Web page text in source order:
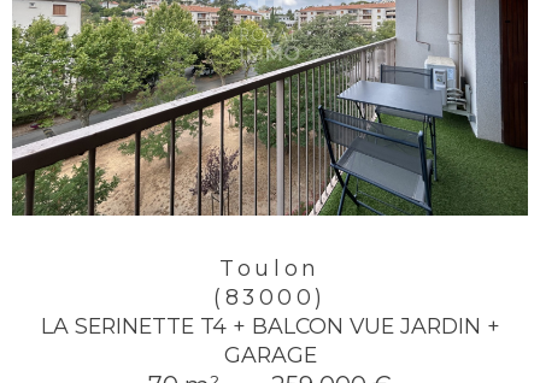
Toulon
(83000)
LA SERINETTE T4 + BALCON VUE JARDIN +
GARAGE